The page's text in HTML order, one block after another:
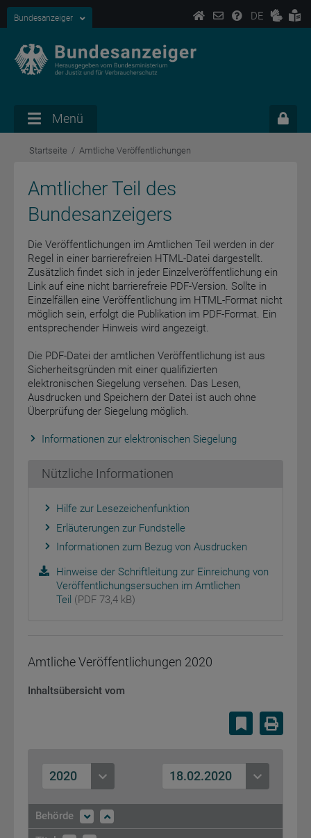
Bundesanzeiger DE
Menü
Startseite Amtliche Veröffentlichungen
Amtlicher Teil des
Bundesanzeigers
Die Veröffentlichungen im Amtlichen Teil werden in der
Regel in einer barrierefreien HTML-Datei dargestellt.
Zusätzlich findet sich in jeder Einzelveröffentlichung ein
Link auf eine nicht barrierefreie PDF-Version. Sollte in
Einzelfällen eine Veröffentlichung im HTML-Format nicht
möglich sein, erfolgt die Publikation im PDF-Format. Ein
entsprechender Hinweis wird angezeigt.
Die PDF-Datei der amtlichen Veröffentlichung ist aus
Sicherheitsgründen mit einer qualifizierten
elektronischen Siegelung versehen. Das Lesen,
Ausdrucken und Speichern der Datei ist auch ohne
Überprüfung der Siegelung möglich.
Informationen zur elektronischen Siegelung
Nützliche Informationen
Hilfe zur Lesezeichenfunktion
Erläuterungen zur Fundstelle
Informationen zum Bezug von Ausdrucken
Hinweise der Schriftleitung zur Einreichung von
Veröffentlichungsersuchen im Amtlichen
Teil (PDF 73,4 kB)
Amtliche Veröffentlichungen 2020
Inhaltsübersicht vom
2020 18.02.2020
Behörde